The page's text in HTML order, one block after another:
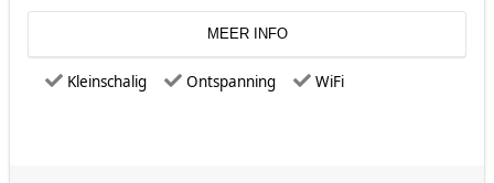
MEER INFO
Kleinschalig Ontspanning WiFi